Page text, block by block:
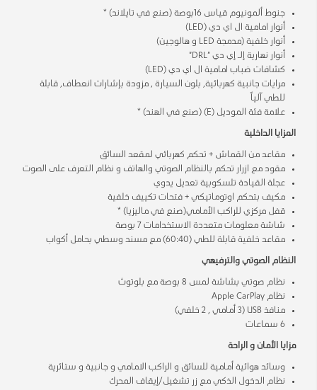
جنوط ألمونيوم قياس 16بوصة (صنع في تايلاند) *
أنوار امامية ال اي دي (LED)
أنوار خلفية (مدمجة LED و هالوجين)
أنوار نهارية إلـ إي دي "DRL"
كشافات ضباب امامية ال اي دي (LED)
مرايات جانبية كهربائية, بلون السيارة , مزودة بإشارات انعطاف, قابلة
للطي آلياً
علامة فئة الموديل (E) (صنع في الهند) *
المزايا الداخلية
مقاعد من القماش + تحكم كهربائي لمقعد السائق
مقود مع ازرار تحكم بالنظام الصوتي والهاتف و نظام التعرف على الصوت
عجلة القيادة تلسكوبية تعديل يدوي
مكيف بتحكم اوتوماتيكي + فتحات تكييف خلفية
قفل مركزي للراكب الأمامي(صنع في ماليزيا) *
شاشة معلومات متعددة الاستخدامات 7 بوصة
مقاعد خلفية قابلة للطي (60:40) مع مسند وسطي بحامل أكواب
النظام الصوتي والترفيهي
نظام صوتي بشاشة لمس 8 بوصة مع بلوتوث
نظام Apple CarPlay
منافذ USB (3 أمامي , 2 خلفي)
6 سماعات
مزايا الأمان و الراحة
وسائد هوائية أمامية للسائق و الراكب الامامي و جانبية و ستائرية
نظام الدخول الذكي مع زر تشغيل/إيقاف المحرك